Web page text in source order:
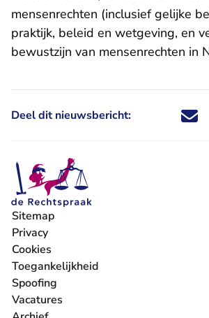
mensenrechten (inclusief gelijke
praktijk, beleid en wetgeving, en
bewustzijn van mensenrechten in
Deel dit nieuwsbericht: Deel dit
Deel
Deel
Sitemap
Privacy
Cookies
Toegankelijkheid
Spoofing
Vacatures
- U verlaat Rechtspraak.nl